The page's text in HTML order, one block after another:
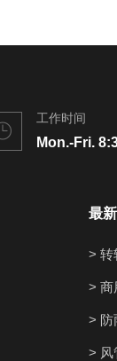
工作时间
Mon.-Fri.
最
> 转
> 商
> 防
> 风